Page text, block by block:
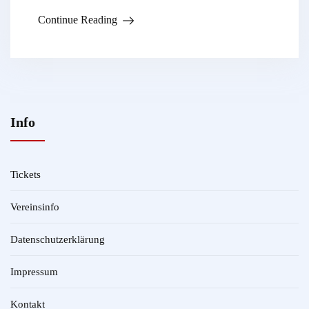
Continue Reading
Info
Tickets
Vereinsinfo
Datenschutzerklärung
Impressum
Kontakt